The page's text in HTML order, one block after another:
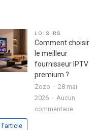
LOISIRS
Comment choisir
le meilleur
fournisseur IPTV
premium ?
Zozo
28 mai
2026
Aucun
commentairesur
l'article